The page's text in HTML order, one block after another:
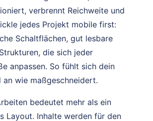
verbrennt Reichweite und
jedes Projekt mobile first:
Schaltflächen, gut lesbare
die sich jeder
anpassen. So fühlt sich dein
wie maßgeschneidert.
bedeutet mehr als ein
Layout. Inhalte werden für den